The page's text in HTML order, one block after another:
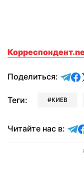
Поделиться:
Теги: КИЕВ
Читайте нас в: